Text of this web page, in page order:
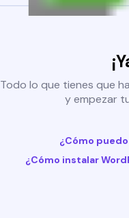
Todo lo que tienes que
y empezar
¿Cómo
¿Cómo instalar